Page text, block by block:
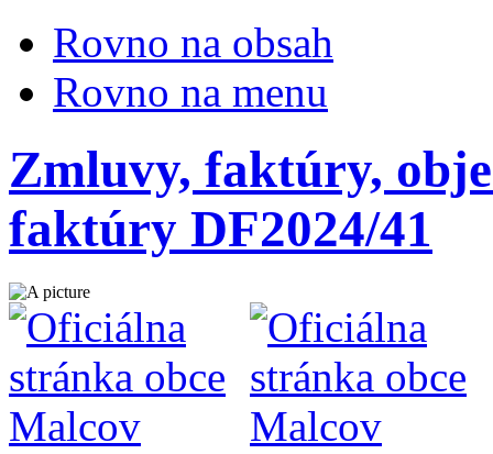
Rovno na obsah
Rovno na menu
Zmluvy, faktúry,
faktúry DF2024/41